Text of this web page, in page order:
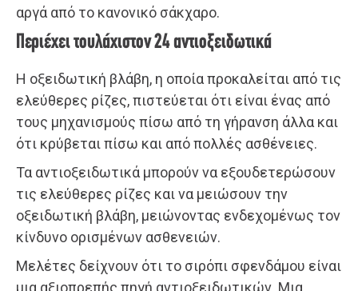
αργά από το κανονικό σάκχαρο.
Περιέχει τουλάχιστον 24 αντιοξειδωτικά
Η οξειδωτική βλάβη, η οποία προκαλείται από τις
ελεύθερες ρίζες, πιστεύεται ότι είναι ένας από
τους μηχανισμούς πίσω από τη γήρανση άλλα και
ότι κρύβεται πίσω και από πολλές ασθένειες.
Τα αντιοξειδωτικά μπορούν να εξουδετερώσουν
τις ελεύθερες ρίζες και να μειώσουν την
οξειδωτική βλάβη, μειώνοντας ενδεχομένως τον
κίνδυνο ορισμένων ασθενειών.
Μελέτες δείχνουν ότι το σιρόπι σφενδάμου είναι
μια αξιοπρεπής πηγή αντιοξειδωτικών. Μια